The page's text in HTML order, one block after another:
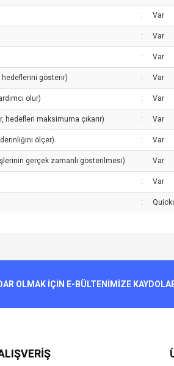
: Var
: Var
: Var
hedeflerini gösterir) : Var
olur) : Var
hedefleri maksimuma çıkarır) : Var
ölçer) : Var
gerçek zamanlı gösterilmesi) : Var
: Var
:
OLMAK İÇİN E-BÜLTENİMİZE